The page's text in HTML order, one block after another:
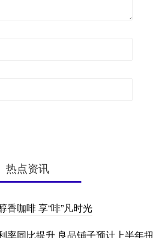
热点资讯
香咖啡 享“啡”凡时光
率同比提升 良品铺子预计上半年扭